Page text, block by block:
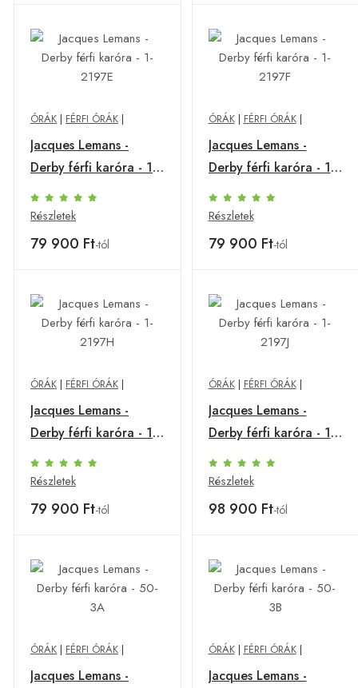
ÓRÁK | FÉRFI ÓRÁK |
Jacques Lemans -
Derby férfi karóra - 1-
2197E
Részletek
79 900 Ft-tól
ÓRÁK| FÉRFI ÓRÁK|
Jacques Lemans -
Derby férfi karóra - 1-
2197F
Részletek
79 900 Ft-tól
ÓRÁK | FÉRFI ÓRÁK |
Jacques Lemans -
Derby férfi karóra - 1-
2197H
Részletek
79 900 Ft-tól
ÓRÁK| FÉRFI ÓRÁK|
Jacques Lemans -
Derby férfi karóra - 1-
2197J
Részletek
98 900 Ft-tól
ÓRÁK | FÉRFI ÓRÁK |
Jacques Lemans -
ÓRÁK| FÉRFI ÓRÁK|
Jacques Lemans -